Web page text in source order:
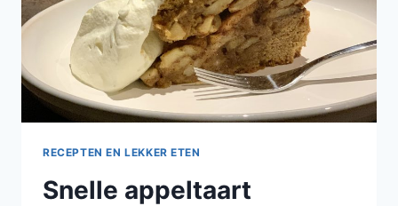
RECEPTEN EN LEKKER ETEN
Snelle appeltaart